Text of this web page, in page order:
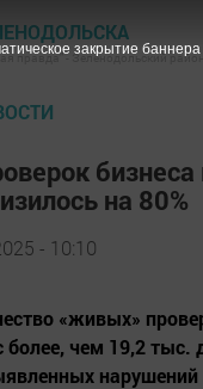
правда" - Зеленодольский район
бизнеса
на 80%
- 10:10
«живых»
более, чем 19,2 тыс.
нарушений
закрытие баннера